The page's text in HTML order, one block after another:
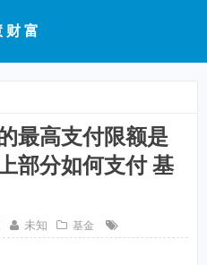
财富
最高支付限额是
部分如何支付 基
未知 基金